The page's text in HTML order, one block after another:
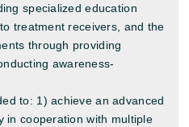
specialized education
treatment receivers, and the
through providing
awareness-
to: 1) achieve an advanced
in cooperation with multiple